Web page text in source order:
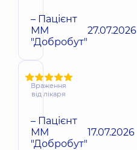
– Пацієнт
ММ
"Добробут"
27.07.2026
Враження
від лікаря
– Пацієнт
ММ
"Добробут"
17.07.2026